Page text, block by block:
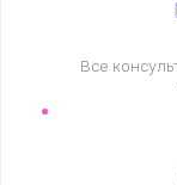
Все